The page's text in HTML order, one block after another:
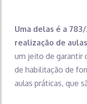
Uma delas é a
realização de
um jeito de garantir
de habilitação de
aulas práticas, que